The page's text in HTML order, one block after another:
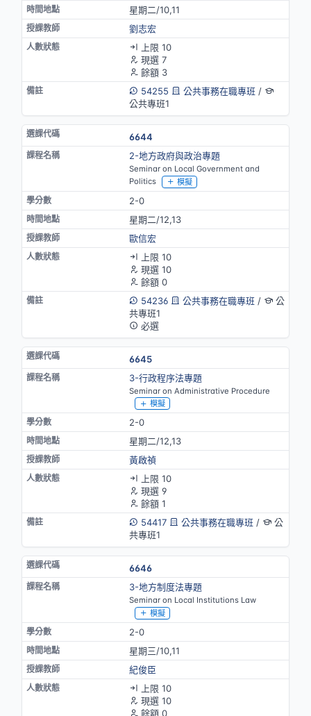
星期二/10,11
劉志宏
上限 10
現選 7
餘額 3
54255
公共事務在職專班/
公共專班1
6644
2-地方政府與政治專題
Seminar on Local Government and
Politics
模擬
2-0
星期二/12,13
歐信宏
上限 10
現選 10
餘額 0
54236
公共事務在職專班/
公
共專班1
必選
6645
3-行政程序法專題
Seminar on Administrative Procedure
模擬
2-0
星期二/12,13
黃啟禎
上限 10
現選 9
餘額 1
54417
公共事務在職專班/
公
共專班1
6646
3-地方制度法專題
Seminar on Local Institutions Law
模擬
2-0
星期三/10,11
紀俊臣
上限 10
現選 10
餘額 0